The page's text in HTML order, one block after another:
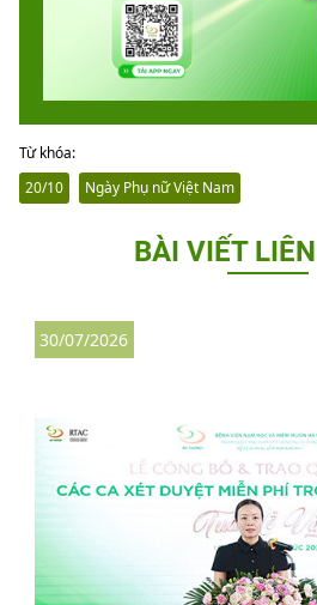
Từ khóa:
20/10
Ngày Phụ nữ Việt Nam
BÀI VIẾT
30/07/2026